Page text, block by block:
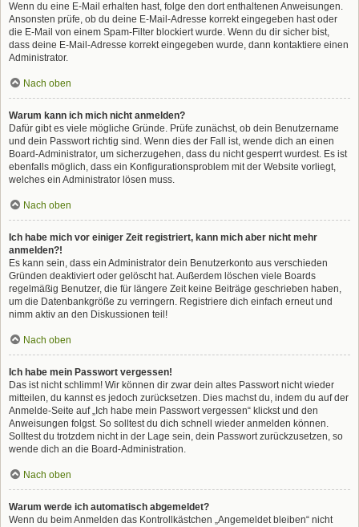
Wenn du eine E-Mail erhalten hast, folge den dort enthaltenen Anweisungen.
Ansonsten prüfe, ob du deine E-Mail-Adresse korrekt eingegeben hast oder
die E-Mail von einem Spam-Filter blockiert wurde. Wenn du dir sicher bist,
dass deine E-Mail-Adresse korrekt eingegeben wurde, dann kontaktiere einen
Administrator.
Nach oben
Warum kann ich mich nicht anmelden?
Dafür gibt es viele mögliche Gründe. Prüfe zunächst, ob dein Benutzername
und dein Passwort richtig sind. Wenn dies der Fall ist, wende dich an einen
Board-Administrator, um sicherzugehen, dass du nicht gesperrt wurdest. Es ist
ebenfalls möglich, dass ein Konfigurationsproblem mit der Website vorliegt,
welches ein Administrator lösen muss.
Nach oben
Ich habe mich vor einiger Zeit registriert, kann mich aber nicht mehr
anmelden?!
Es kann sein, dass ein Administrator dein Benutzerkonto aus verschieden
Gründen deaktiviert oder gelöscht hat. Außerdem löschen viele Boards
regelmäßig Benutzer, die für längere Zeit keine Beiträge geschrieben haben,
um die Datenbankgröße zu verringern. Registriere dich einfach erneut und
nimm aktiv an den Diskussionen teil!
Nach oben
Ich habe mein Passwort vergessen!
Das ist nicht schlimm! Wir können dir zwar dein altes Passwort nicht wieder
mitteilen, du kannst es jedoch zurücksetzen. Dies machst du, indem du auf der
Anmelde-Seite auf „Ich habe mein Passwort vergessen“ klickst und den
Anweisungen folgst. So solltest du dich schnell wieder anmelden können.
Solltest du trotzdem nicht in der Lage sein, dein Passwort zurückzusetzen, so
wende dich an die Board-Administration.
Nach oben
Warum werde ich automatisch abgemeldet?
Wenn du beim Anmelden das Kontrollkästchen „Angemeldet bleiben“ nicht